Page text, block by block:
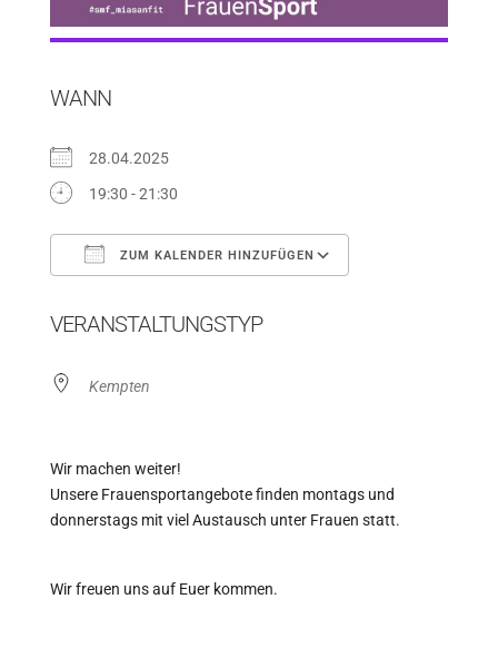
WANN
28.04.2025
19:30 - 21:30
ZUM KALENDER HINZUFÜGEN
VERANSTALTUNGSTYP
Kempten
Wir machen weiter!
Unsere Frauensportangebote finden montags und
donnerstags mit viel Austausch unter Frauen statt.
Wir freuen uns auf Euer kommen.